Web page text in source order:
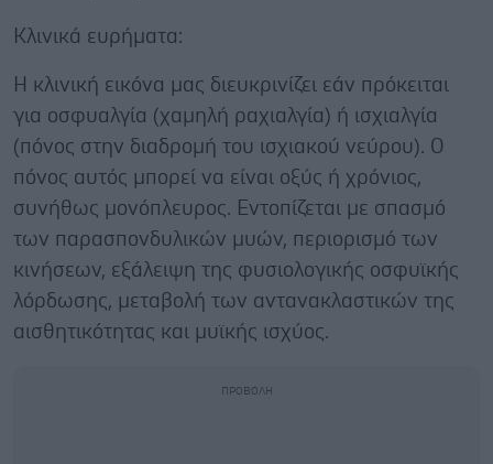
Κλινικά ευρήματα:
Η κλινική εικόνα μας διευκρινίζει εάν πρόκειται
για οσφυαλγία (χαμηλή ραχιαλγία) ή ισχιαλγία
(πόνος στην διαδρομή του ισχιακού νεύρου). Ο
πόνος αυτός μπορεί να είναι οξύς ή χρόνιος,
συνήθως μονόπλευρος. Εντοπίζεται με σπασμό
των παρασπονδυλικών μυών, περιορισμό των
κινήσεων, εξάλειψη της φυσιολογικής οσφυϊκής
λόρδωσης, μεταβολή των αντανακλαστικών της
αισθητικότητας και μυϊκής ισχύος.